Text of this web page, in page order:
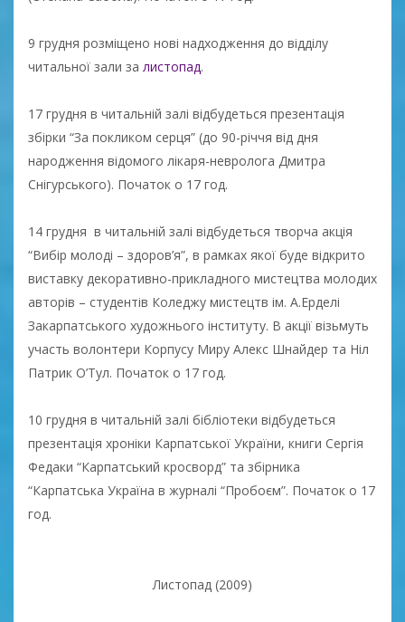
9 грудня розміщено нові надходження до відділу
читальної зали за листопад.
17 грудня в читальній залі відбудеться презентація
збірки “За покликом серця” (до 90-річчя від дня
народження відомого лікаря-невролога Дмитра
Снігурського). Початок о 17 год.
14 грудня в читальній залі відбудеться творча акція
“Вибір молоді – здоров’я”, в рамках якої буде відкрито
виставку декоративно-прикладного мистецтва молодих
авторів – студентів Коледжу мистецтв ім. А.Ерделі
Закарпатського художнього інституту. В акції візьмуть
участь волонтери Корпусу Миру Алекс Шнайдер та Ніл
Патрик О’Тул. Початок о 17 год.
10 грудня в читальній залі бібліотеки відбудеться
презентація хроніки Карпатської України, книги Сергія
Федаки “Карпатський кросворд” та збірника
“Карпатська Україна в журналі “Пробоєм”. Початок о 17
год.
Листопад (2009)